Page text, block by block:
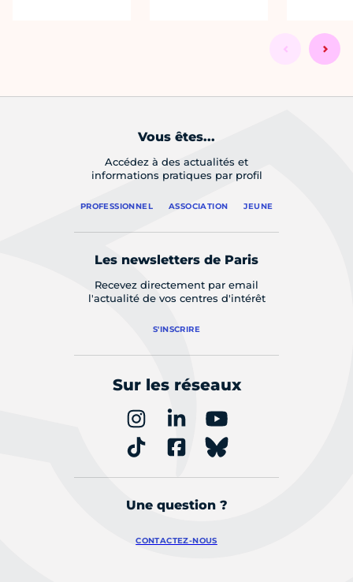
Vous êtes...
Accédez à des actualités et
informations pratiques par profil
PROFESSIONNEL ASSOCIATION JEUNE
Les newsletters de Paris
Recevez directement par email
l'actualité de vos centres d'intérêt
S'INSCRIRE
Sur les réseaux
Une question ?
CONTACTEZ-NOUS